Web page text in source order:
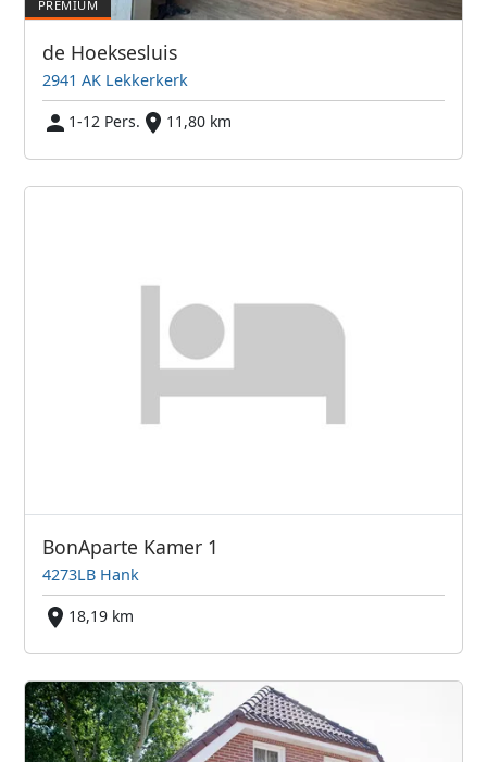
de Hoeksesluis
2941 AK Lekkerkerk
1-12 Pers.
11,80 km
BonAparte Kamer 1
4273LB Hank
18,19 km